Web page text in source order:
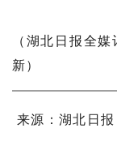
（湖北日报全
新）
来源： 湖北日报